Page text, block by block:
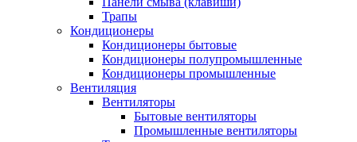
Трапы
Кондиционеры
Кондиционеры бытовые
Кондиционеры полупромышленные
Кондиционеры промышленные
Вентиляция
Вентиляторы
Бытовые вентиляторы
Промышленные вентиляторы